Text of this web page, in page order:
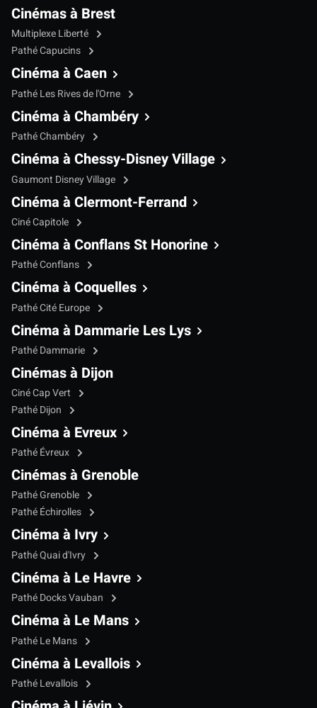
Cinémas à Brest
Multiplexe Liberté
Pathé Capucins
Cinéma à Caen
Pathé Les Rives de l'Orne
Cinéma à Chambéry
Pathé Chambéry
Cinéma à Chessy-Disney Village
Gaumont Disney Village
Cinéma à Clermont-Ferrand
Ciné Capitole
Cinéma à Conflans St Honorine
Pathé Conflans
Cinéma à Coquelles
Pathé Cité Europe
Cinéma à Dammarie Les Lys
Pathé Dammarie
Cinémas à Dijon
Ciné Cap Vert
Pathé Dijon
Cinéma à Evreux
Pathé Évreux
Cinémas à Grenoble
Pathé Grenoble
Pathé Échirolles
Cinéma à Ivry
Pathé Quai d'Ivry
Cinéma à Le Havre
Pathé Docks Vauban
Cinéma à Le Mans
Pathé Le Mans
Cinéma à Levallois
Pathé Levallois